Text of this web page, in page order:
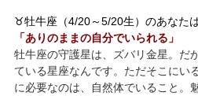
♉牡牛座（4/20～5/20生）のあなた
「ありのままの自分でいられる」
牡牛座の守護星は、ズバリ金星。だ
ている星座なんです。ただそこにい
に必要なのは、自然体でいること。